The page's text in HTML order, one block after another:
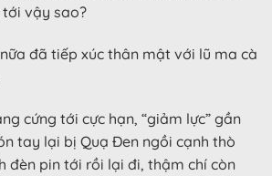
tới vậy sao?
đã tiếp xúc thân mật với lũ ma cà
cứng tới cực hạn, “giảm lực” gần
tay lại bị Quạ Đen ngồi cạnh thò
đèn pin tới rồi lại đi, thậm chí còn